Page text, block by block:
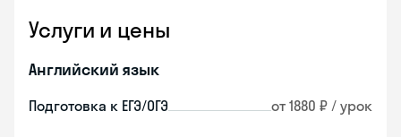
Услуги и цены
Английский язык
Подготовка к ЕГЭ/ОГЭ от 1880 ₽ / урок